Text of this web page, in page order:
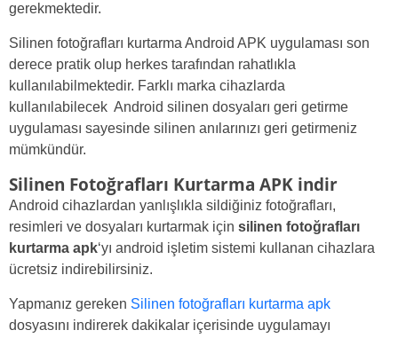
gerekmektedir.
Silinen fotoğrafları kurtarma Android APK uygulaması son
derece pratik olup herkes tarafından rahatlıkla
kullanılabilmektedir. Farklı marka cihazlarda
kullanılabilecek Android silinen dosyaları geri getirme
uygulaması sayesinde silinen anılarınızı geri getirmeniz
mümkündür.
Silinen Fotoğrafları Kurtarma APK indir
Android cihazlardan yanlışlıkla sildiğiniz fotoğrafları,
resimleri ve dosyaları kurtarmak için silinen fotoğrafları
kurtarma apk‘yı android işletim sistemi kullanan cihazlara
ücretsiz indirebilirsiniz.
Yapmanız gereken Silinen fotoğrafları kurtarma apk
dosyasını indirerek dakikalar içerisinde uygulamayı